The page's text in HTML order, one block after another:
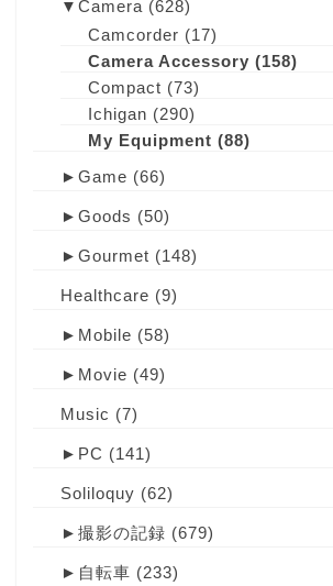
▼ Camera (628)
Camcorder (17)
Camera Accessory (158)
Compact (73)
Ichigan (290)
My Equipment (88)
► Game (66)
► Goods (50)
► Gourmet (148)
Healthcare (9)
► Mobile (58)
► Movie (49)
Music (7)
► PC (141)
Soliloquy (62)
► 撮影の記録 (679)
► 自転車 (233)